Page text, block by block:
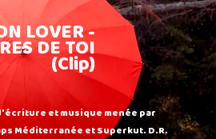
LOVER -
DE TOI
(Clip)
et musique menée par
Méditerranée et Superkut. D.R.